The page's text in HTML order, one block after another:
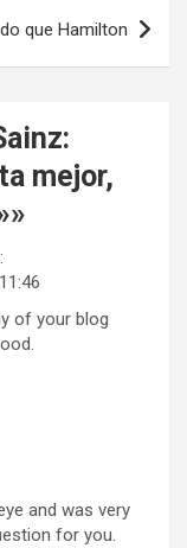
que Hamilton
mejor,
»
of your blog
and was very
for you.